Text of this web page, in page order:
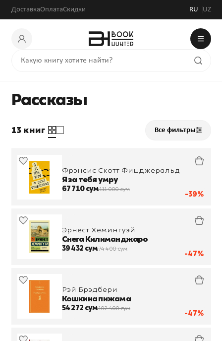
ДоставкаОплатаСкидки RU UZ
Рассказы
13 книг Все фильтры
-39%
Фрэнсис Скотт Фицджеральд
Я за тебя умру
67 710 сум111 000 сум
-47%
Эрнест Хемингуэй
Снега Килиманджаро
39 432 сум74 400 сум
-47%
Рэй Брэдбери
Кошкина пижама
54 272 сум102 400 сум